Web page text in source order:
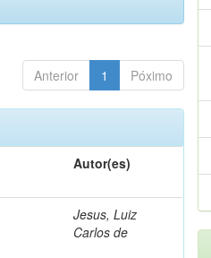
Anterior 1 Póximo
Autor(es)
Jesus, Luiz
Carlos de